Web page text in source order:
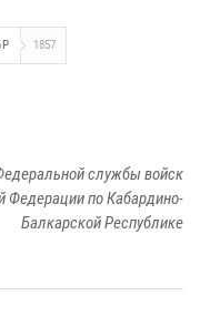
1857
службы войск
Федерации по Кабардино-
Балкарской Республике